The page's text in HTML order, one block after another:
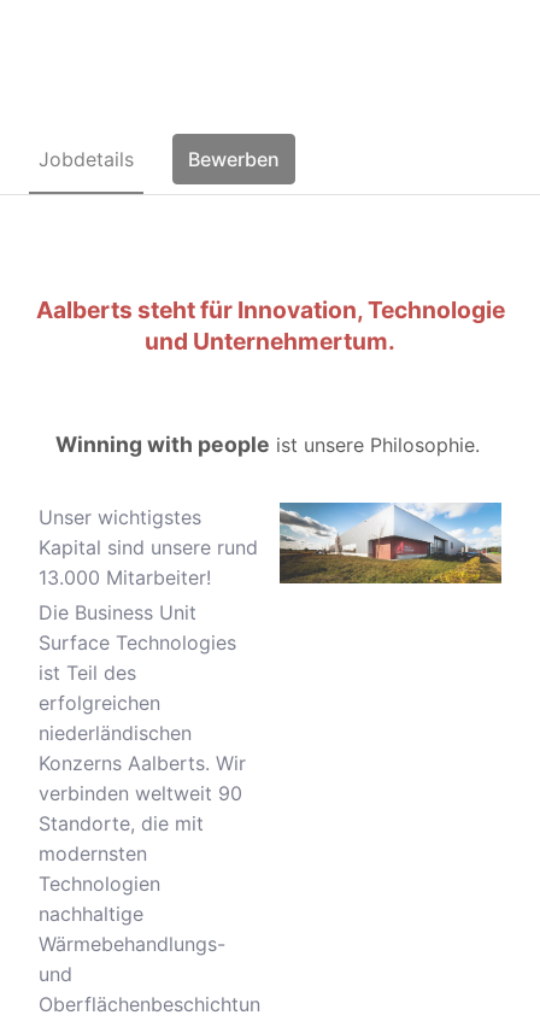
Jobdetails Bewerben
Aalberts steht für Innovation, Technologie
und Unternehmertum.
Winning with people ist unsere Philosophie.
Unser wichtigstes
Kapital sind unsere rund
13.000 Mitarbeiter!
Die Business Unit
Surface Technologies
ist Teil des
erfolgreichen
niederländischen
Konzerns Aalberts. Wir
verbinden weltweit 90
Standorte, die mit
modernsten
Technologien
nachhaltige
Wärmebehandlungs-
und
Oberflächenbeschichtun